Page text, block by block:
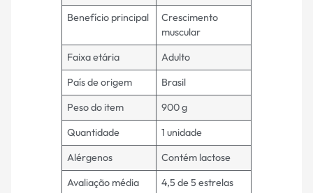
Benefício principal
Crescimento
muscular
Faixa etária
Adulto
País de origem
Brasil
Peso do item
900 g
Quantidade
1 unidade
Alérgenos
Contém lactose
Avaliação média
4,5 de 5 estrelas